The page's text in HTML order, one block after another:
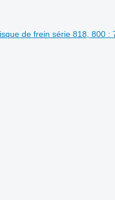
de frein série 818, 800 :